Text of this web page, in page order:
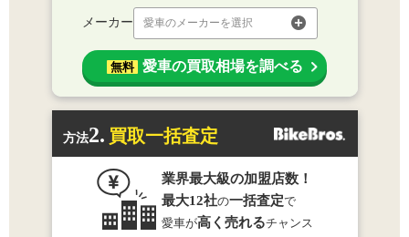
メーカー 愛車のメーカーを選択
無料 愛車の買取相場を調べる
方法2. 買取一括査定
業界最大級の加盟店数！
最大12社の一括査定で
愛車が高く売れるチャンス